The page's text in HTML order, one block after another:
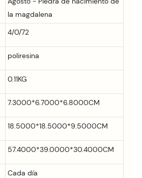
la magdalena
4/0/72
poliresina
0.11KG
7.3000*6.7000*6.8000CM
18.5000*18.5000*9.5000CM
57.4000*39.0000*30.4000CM
Cada día